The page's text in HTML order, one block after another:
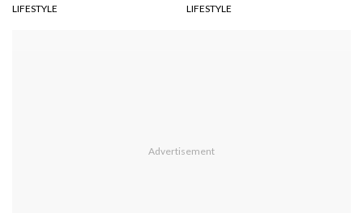
LIFESTYLE LIFESTYLE